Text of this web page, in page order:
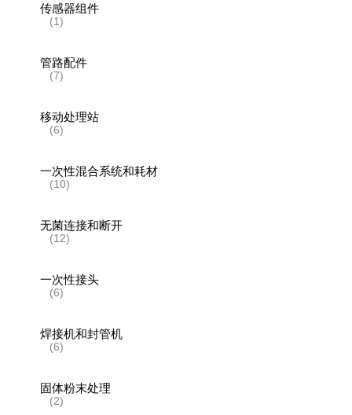
传感器组件
(1)
管路配件
(7)
移动处理站
(6)
一次性混合系统和耗材
(10)
无菌连接和断开
(12)
一次性接头
(6)
焊接机和封管机
(6)
固体粉末处理
(2)